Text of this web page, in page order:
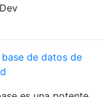
base de datos de